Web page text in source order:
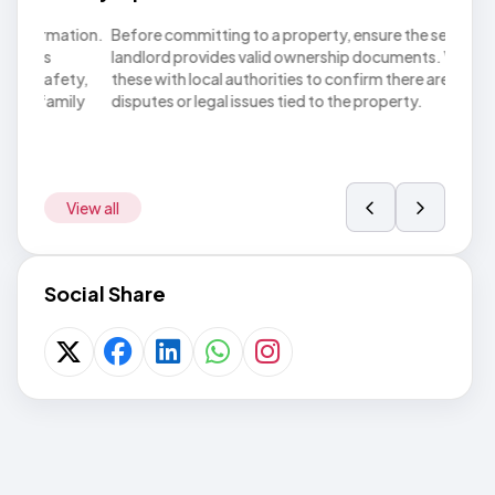
Before committing to a property, ensure the seller or
landlord provides valid ownership documents. Verify
these with local authorities to confirm there are no
disputes or legal issues tied to the property.
View all
Social Share